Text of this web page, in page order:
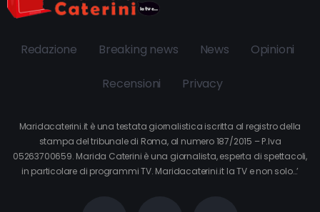
Redazione Breaking news News Opinioni
Recensioni Privacy
Maridacaterini.it è una testata giornalistica iscritta al registro della
stampa del tribunale di Roma, al numero 187/2015 – P.Iva
05263700659. Marida Caterini è una giornalista, esperta di spettacoli,
in particolare di programmi TV. Maridacaterini.it la TV e non solo…’